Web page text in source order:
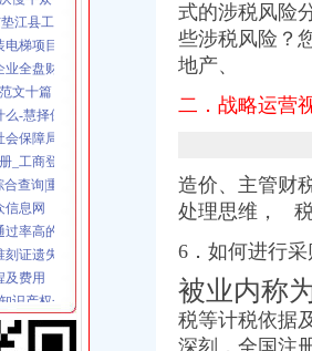
梯项目开工_社会新闻_大众网
全盘财税管控核算再造专题讲座_重庆培
文十篇
-慧择保险网
保障局
_工商登记_分公司_个体工商_代账报税_
合查询|重庆登报重庆报社登报重庆时报
信息网
率高的会计培训哪家好免费试-报名在线
证遗失登报办理流程_客集齐网
及费用
识产权一站式服务公司-阿里巴巴公司黄页
注册、代理记账”行业优秀案例分析报
可提款全资子公司注销后实收资
时裳商贸有限公司新招聘信息-聘网
式的涉税风险
些涉税风险？
地产、
二．战略运营
造价、主管财
处理思维，
6．如何进行
被业内称
税等计税依据
深刻，全国注